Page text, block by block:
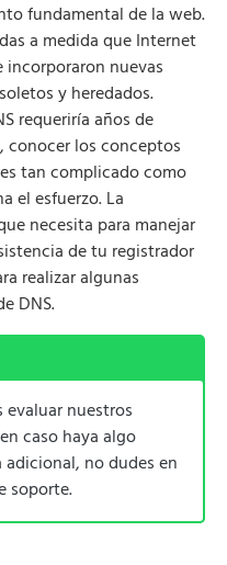
fundamental de la web.
a medida que Internet
incorporaron nuevas
y heredados.
requeriría años de
los conceptos
tan complicado como
el esfuerzo. La
necesita para manejar
de tu registrador
realizar algunas
DNS.
evaluar nuestros
caso haya algo
no dudes en
soporte.